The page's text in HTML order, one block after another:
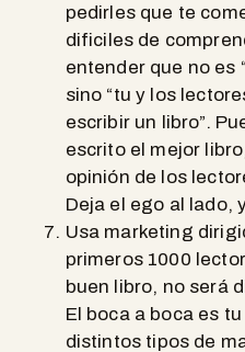
pedirles que te
dificiles de
entender que no es
sino “tu y los
escribir un libro”.
escrito el mejor
opinión de los
Deja el ego al lado,
Usa marketing
primeros 1000
buen libro, no será
El boca a boca es
distintos tipos de